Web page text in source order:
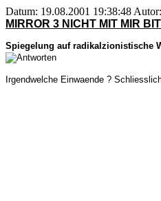
Datum: 19.08.2001 19:38:48
MIRROR 3 NICHT MIT MIR
Spiegelung auf radikalzionistische
Irgendwelche Einwaende ?